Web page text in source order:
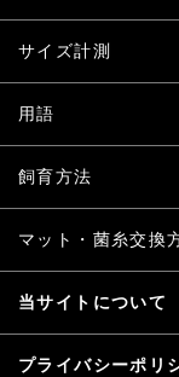
サイズ計測
用語
飼育方法
マット・菌糸交換
当サイトについて
プライバシーポリ